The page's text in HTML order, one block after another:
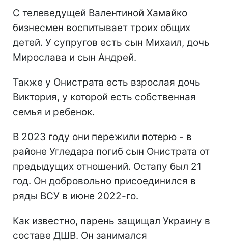
С телеведущей Валентиной Хамайко
бизнесмен воспитывает троих общих
детей. У супругов есть сын Михаил, дочь
Мирослава и сын Андрей.
Также у Онистрата есть взрослая дочь
Виктория, у которой есть собственная
семья и ребенок.
В 2023 году они пережили потерю - в
районе Угледара погиб сын Онистрата от
предыдущих отношений. Остапу был 21
год. Он добровольно присоединился в
ряды ВСУ в июне 2022-го.
Как известно, парень защищал Украину в
составе ДШВ. Он занимался